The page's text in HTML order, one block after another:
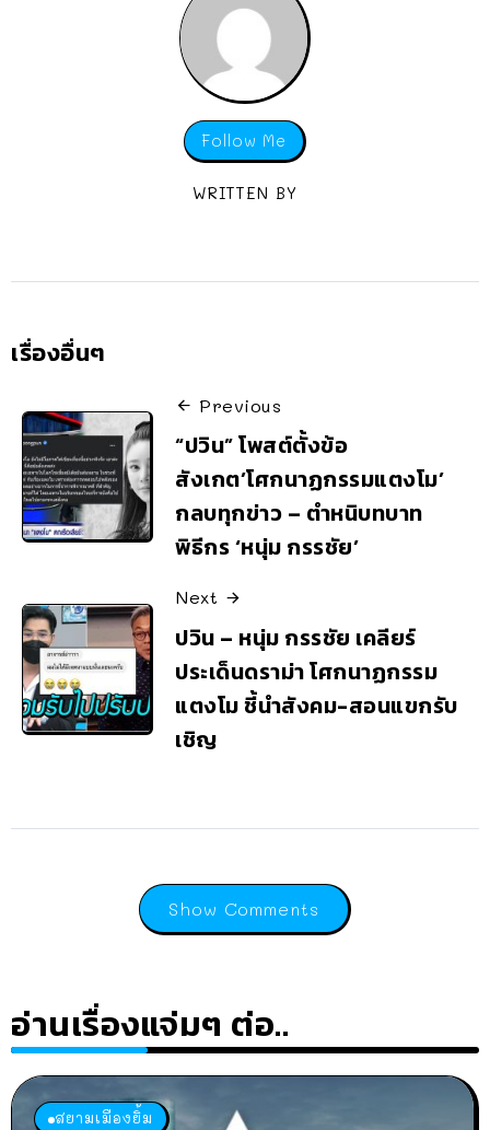
Follow Me
WRITTEN BY
เรื่องอื่นๆ
Previous
“ปวิน” โพสต์ตั้งข้อ
สังเกต’โศกนาฏกรรมแตงโม’
กลบทุกข่าว – ตำหนิบทบาท
พิธีกร ‘หนุ่ม กรรชัย’
Next
ปวิน – หนุ่ม กรรชัย เคลียร์
ประเด็นดราม่า โศกนาฏกรรม
แตงโม ชี้นำสังคม-สอนแขกรับ
เชิญ
Show Comments
อ่านเรื่องแจ่มๆ ต่อ..
สยามเมืองยิ้ม